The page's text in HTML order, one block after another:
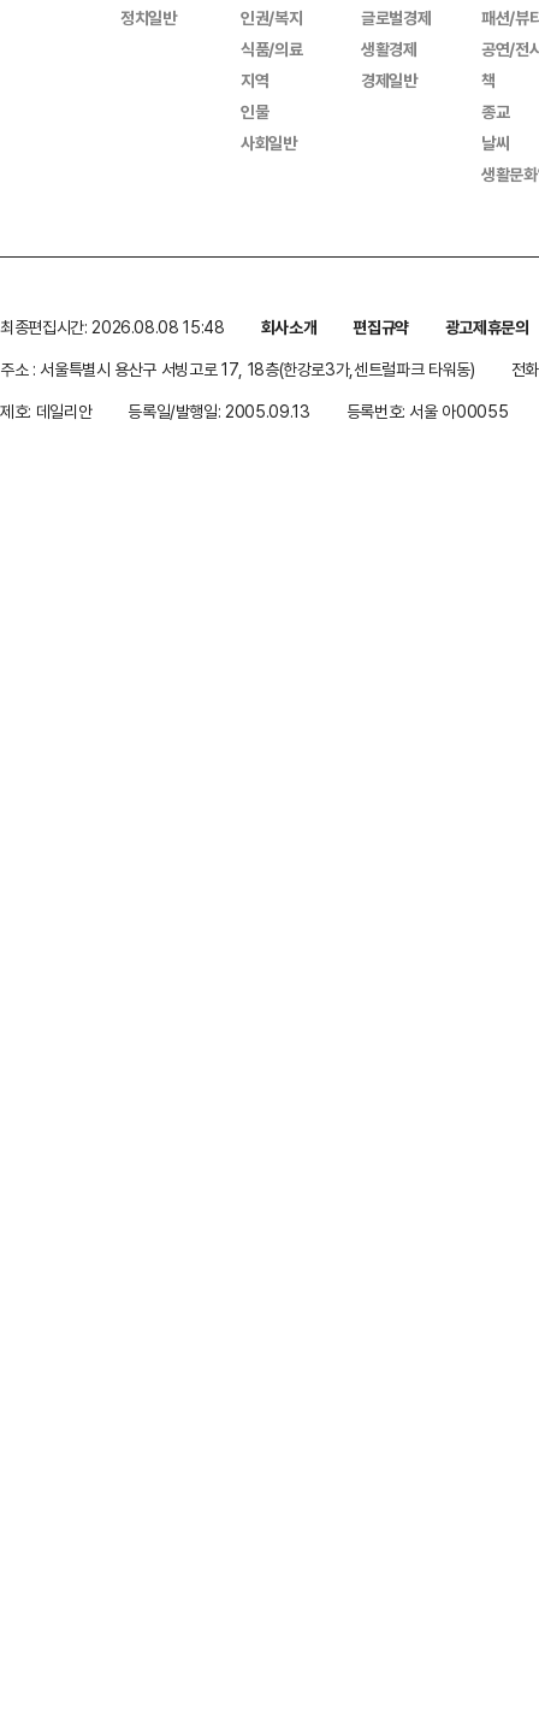
정치일반
인권/복지
식품/의료
지역
인물
사회일반
글로벌경제
생활경제
경제일반
패션/뷰
공연/전
책
종교
날씨
생활문
최종편집시간: 2026.08.08 15:48 회사소개 편집규약
광고제휴문의
주소 : 서울특별시 용산구 서빙고로 17, 18층(한강로3가,센트럴파크 타워동)
전
제호: 데일리안
등록일/발행일: 2005.09.13 등록번호: 서울 아00055